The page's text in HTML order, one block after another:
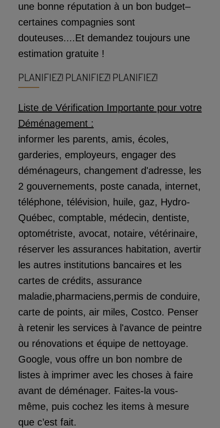
une bonne réputation à un bon budget–
certaines compagnies sont
douteuses....Et demandez toujours une
estimation gratuite !
PLANIFIEZ! PLANIFIEZ! PLANIFIEZ!
Liste de Vérification Importante pour votre
Déménagement :
informer les parents, amis, écoles,
garderies, employeurs, engager des
déménageurs, changement d'adresse, les
2 gouvernements, poste canada, internet,
téléphone, télévision, huile, gaz, Hydro-
Québec, comptable, médecin, dentiste,
optométriste, avocat, notaire, vétérinaire,
réserver les assurances habitation, avertir
les autres institutions bancaires et les
cartes de crédits, assurance
maladie,pharmaciens,permis de conduire,
carte de points, air miles, Costco. Penser
à retenir les services à l'avance de peintre
ou rénovations et équipe de nettoyage.
Google, vous offre un bon nombre de
listes à imprimer avec les choses à faire
avant de déménager. Faites-la vous-
même, puis cochez les items à mesure
que c’est fait.